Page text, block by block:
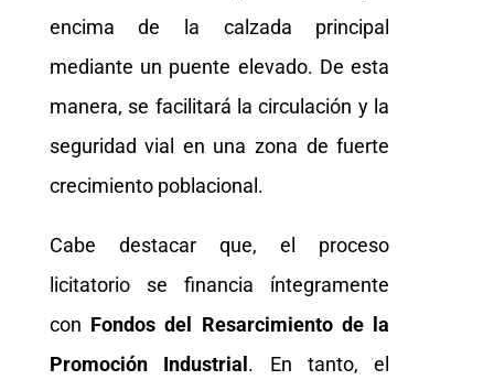
encima de la calzada principal
mediante un puente elevado. De esta
manera, se facilitará la circulación y la
seguridad vial en una zona de fuerte
crecimiento poblacional.
Cabe destacar que, el proceso
licitatorio se financia íntegramente
con Fondos del Resarcimiento de la
Promoción Industrial. En tanto, el